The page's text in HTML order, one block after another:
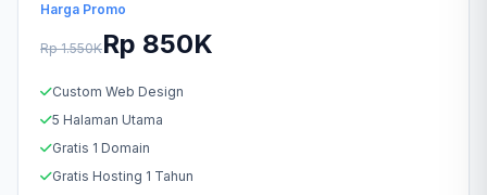
Harga Promo
Rp 1.550KRp 850K
Custom Web Design
5 Halaman Utama
Gratis 1 Domain
Gratis Hosting 1 Tahun